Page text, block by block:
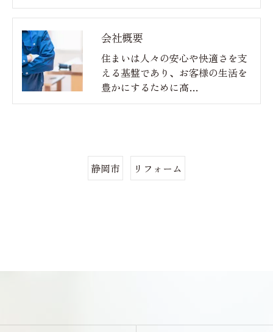
会社概要
住まいは人々の安心や快適さを支
える基盤であり、お客様の生活を
豊かにするために高…
静岡市 リフォーム